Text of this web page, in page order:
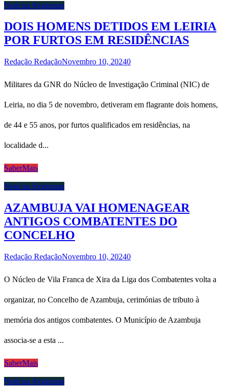
Notícias Regionais
DOIS HOMENS DETIDOS EM LEIRIA
POR FURTOS EM RESIDÊNCIAS
Redação RedaçãoNovembro 10, 20240
Militares da GNR do Núcleo de Investigação Criminal (NIC) de
Leiria, no dia 5 de novembro, detiveram em flagrante dois homens,
de 44 e 55 anos, por furtos qualificados em residências, na
localidade d...
SaberMais
Notícias Regionais
AZAMBUJA VAI HOMENAGEAR
ANTIGOS COMBATENTES DO
CONCELHO
Redação RedaçãoNovembro 10, 20240
O Núcleo de Vila Franca de Xira da Liga dos Combatentes volta a
organizar, no Concelho de Azambuja, cerimónias de tributo à
memória dos antigos combatentes. O Município de Azambuja
associa-se a esta ...
SaberMais
Notícias Regionais